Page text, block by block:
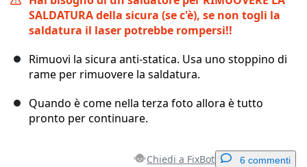
SALDATURA della sicura (se c'è), se non togli la
saldatura il laser potrebbe rompersi!!
Rimuovi la sicura anti-statica. Usa uno stoppino di
rame per rimuovere la saldatura.
Quando è come nella terza foto allora è tutto
pronto per continuare.
Chiedi a FixBot 6 commenti